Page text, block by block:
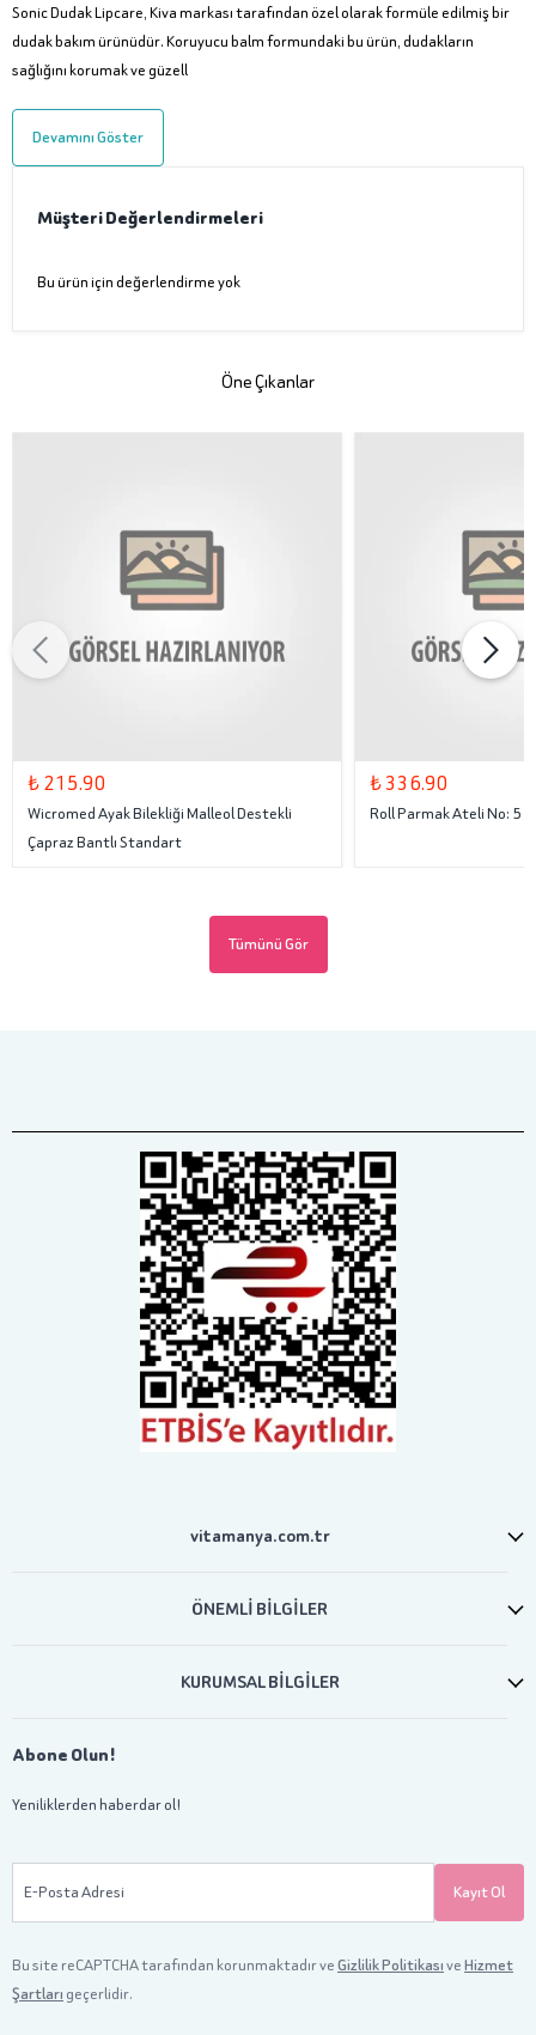
Sonic Dudak Lipcare, Kiva markası tarafından özel olarak formüle edilmiş bir
dudak bakım ürünüdür. Koruyucu balm formundaki bu ürün, dudakların
sağlığını korumak ve güzell
Devamını Göster
Müşteri Değerlendirmeleri
Bu ürün için değerlendirme yok
Öne Çıkanlar
₺ 215.90
Wicromed Ayak Bilekliği Malleol Destekli
Çapraz Bantlı Standart
₺ 336.90
Roll Parmak Ateli No: 5
Tümünü Gör
vitamanya.com.tr
ÖNEMLİ BİLGİLER
KURUMSAL BİLGİLER
Abone Olun!
Yeniliklerden haberdar ol!
E-Posta Adresi Kayıt Ol
Bu site reCAPTCHA tarafından korunmaktadır veGizlilik PolitikasıveHizmet
Şartları geçerlidir.